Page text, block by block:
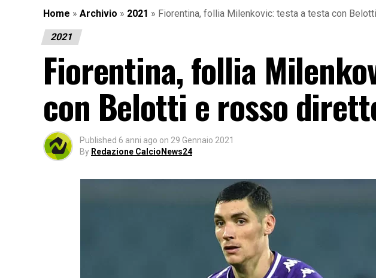
Home » Archivio » 2021 » Fiorentina, follia Milenkovic: testa a testa con
2021
Fiorentina, follia
con Belotti e rosso
Published 6 anni ago on 29 Gennaio 2021
By Redazione CalcioNews24